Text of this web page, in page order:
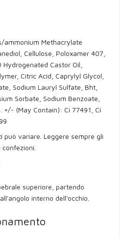
ammonium Methacrylate
Cellulose, Poloxamer 407,
Castor Oil,
Citric Acid, Caprylyl Glycol,
Sodium Lauryl Sulfate, Bht,
Sorbate, Sodium Benzoate,
+/- (May Contain): Ci 77491, Ci
può variare. Leggere sempre gli
superiore, partendo
interno dell'occhio.